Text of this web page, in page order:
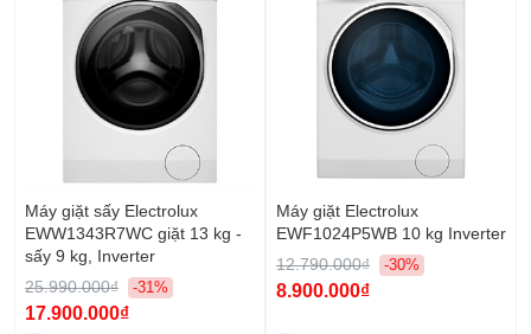
Máy giặt sấy Electrolux
EWW1343R7WC giặt 13 kg -
sấy 9 kg, Inverter
25.990.000₫
-31%
17.900.000₫
Máy giặt Electrolux
EWF1024P5WB 10 kg Inverter
12.790.000₫
-30%
8.900.000₫